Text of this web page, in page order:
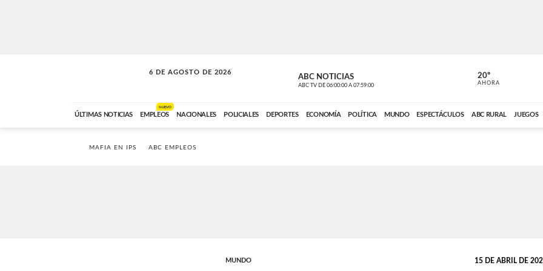
6 DE AGOSTO DE 2026
LA INCONDICIONAL ABC NOTICIAS
ABC TV DE 06:00:00 A 07:59:00 ABC CARDINAL
20º
AHORA
ÚLTIMAS NOTICIAS EMPLEOS
NUEVO
NACIONALES POLICIALES DEPORTES ECONOMÍA POLÍTICA MUNDO ESPECTÁCULOS ABC RURAL JUEGOS
MAFIA EN IPS ABC EMPLEOS
MUNDO 15 DE ABRIL DE